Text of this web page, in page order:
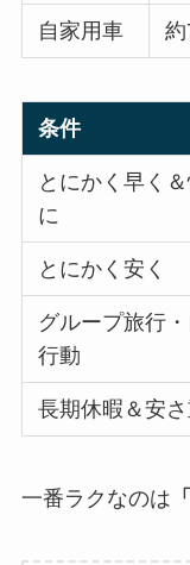
自家用車 約
条件
とにかく早く
に
とにかく安く
グループ旅行
行動
長期休暇＆安
一番ラクなのは